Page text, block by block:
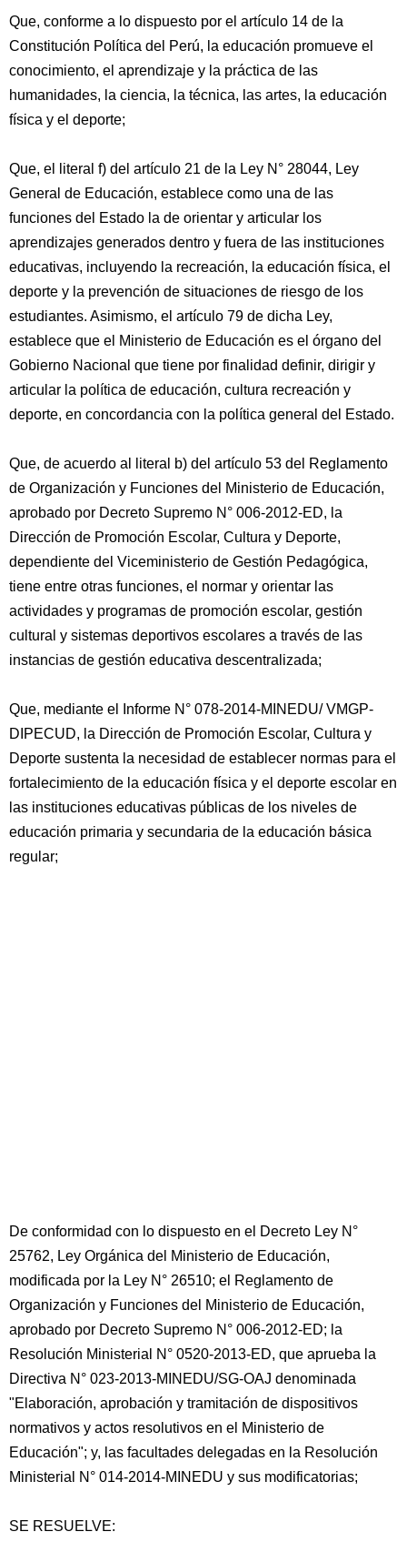
Que, conforme a lo dispuesto por el artículo 14 de la
Constitución Política del Perú, la educación promueve el
conocimiento, el aprendizaje y la práctica de las
humanidades, la ciencia, la técnica, las artes, la educación
física y el deporte;
Que, el literal f) del artículo 21 de la Ley N° 28044, Ley
General de Educación, establece como una de las
funciones del Estado la de orientar y articular los
aprendizajes generados dentro y fuera de las instituciones
educativas, incluyendo la recreación, la educación física, el
deporte y la prevención de situaciones de riesgo de los
estudiantes. Asimismo, el artículo 79 de dicha Ley,
establece que el Ministerio de Educación es el órgano del
Gobierno Nacional que tiene por finalidad definir, dirigir y
articular la política de educación, cultura recreación y
deporte, en concordancia con la política general del Estado.
Que, de acuerdo al literal b) del artículo 53 del Reglamento
de Organización y Funciones del Ministerio de Educación,
aprobado por Decreto Supremo N° 006-2012-ED, la
Dirección de Promoción Escolar, Cultura y Deporte,
dependiente del Viceministerio de Gestión Pedagógica,
tiene entre otras funciones, el normar y orientar las
actividades y programas de promoción escolar, gestión
cultural y sistemas deportivos escolares a través de las
instancias de gestión educativa descentralizada;
Que, mediante el Informe N° 078-2014-MINEDU/ VMGP-
DIPECUD, la Dirección de Promoción Escolar, Cultura y
Deporte sustenta la necesidad de establecer normas para el
fortalecimiento de la educación física y el deporte escolar en
las instituciones educativas públicas de los niveles de
educación primaria y secundaria de la educación básica
regular;
De conformidad con lo dispuesto en el Decreto Ley N°
25762, Ley Orgánica del Ministerio de Educación,
modificada por la Ley N° 26510; el Reglamento de
Organización y Funciones del Ministerio de Educación,
aprobado por Decreto Supremo N° 006-2012-ED; la
Resolución Ministerial N° 0520-2013-ED, que aprueba la
Directiva N° 023-2013-MINEDU/SG-OAJ denominada
"Elaboración, aprobación y tramitación de dispositivos
normativos y actos resolutivos en el Ministerio de
Educación"; y, las facultades delegadas en la Resolución
Ministerial N° 014-2014-MINEDU y sus modificatorias;
SE RESUELVE: